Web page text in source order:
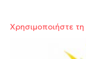
Χρησιμοποιήστε